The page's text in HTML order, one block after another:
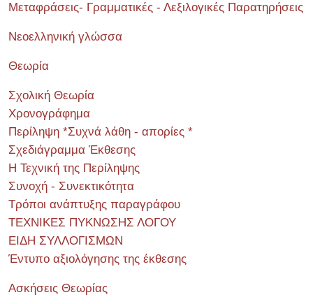
Μεταφράσεις- Γραμματικές - Λεξιλογικές Παρατηρήσεις
Νεοελληνική γλώσσα
Θεωρία
Σχολική Θεωρία
Χρονογράφημα
Περίληψη *Συχνά λάθη - απορίες *
Σχεδιάγραμμα Έκθεσης
Η Τεχνική της Περίληψης
Συνοχή - Συνεκτικότητα
Τρόποι ανάπτυξης παραγράφου
ΤΕΧΝΙΚΕΣ ΠΥΚΝΩΣΗΣ ΛΟΓΟΥ
ΕΙΔΗ ΣΥΛΛΟΓΙΣΜΩΝ
Έντυπο αξιολόγησης της έκθεσης
Ασκήσεις Θεωρίας